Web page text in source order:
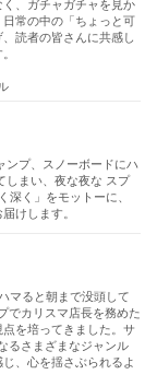
、ガチャガチャを見か
常の中の「ちょっと可
読者の皆さんに共感し
ンプ、スノーボードにハ
しまい、夜な夜な スプ
深く」をモットーに、
けします。
マると朝まで没頭して
でカリスマ店長を務めた
を培ってきました。サ
るさまざまなジャンル
、心を揺さぶられるよ